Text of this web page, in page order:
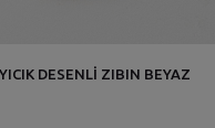
DESENLİ ZIBIN BEYAZ